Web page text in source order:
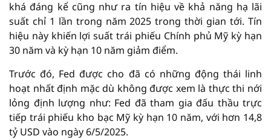
khá đáng kể cũng như ra tín hiệu về khả năng hạ lãi
suất chỉ 1 lần trong năm 2025 trong thời gian tới. Tín
hiệu này khiến lợi suất trái phiếu Chính phủ Mỹ kỳ hạn
30 năm và kỳ hạn 10 năm giảm điểm.
Trước đó, Fed được cho đã có những động thái linh
hoạt nhất định mặc dù không được xem là thực thi nới
lỏng định lượng như: Fed đã tham gia đấu thầu trực
tiếp trái phiếu kho bạc Mỹ kỳ hạn 10 năm, với hơn 14,8
tỷ USD vào ngày 6/5/2025.